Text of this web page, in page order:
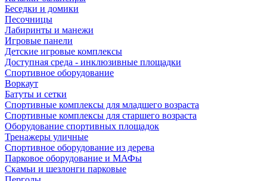
Беседки и домики
Песочницы
Лабиринты и манежи
Игровые панели
Детские игровые комплексы
Доступная среда - инклюзивные площадки
Спортивное оборудование
Воркаут
Батуты и сетки
Спортивные комплексы для младшего возраста
Спортивные комплексы для старшего возраста
Оборудование спортивных площадок
Тренажеры уличные
Спортивное оборудование из дерева
Парковое оборудование и МАФы
Скамьи и шезлонги парковые